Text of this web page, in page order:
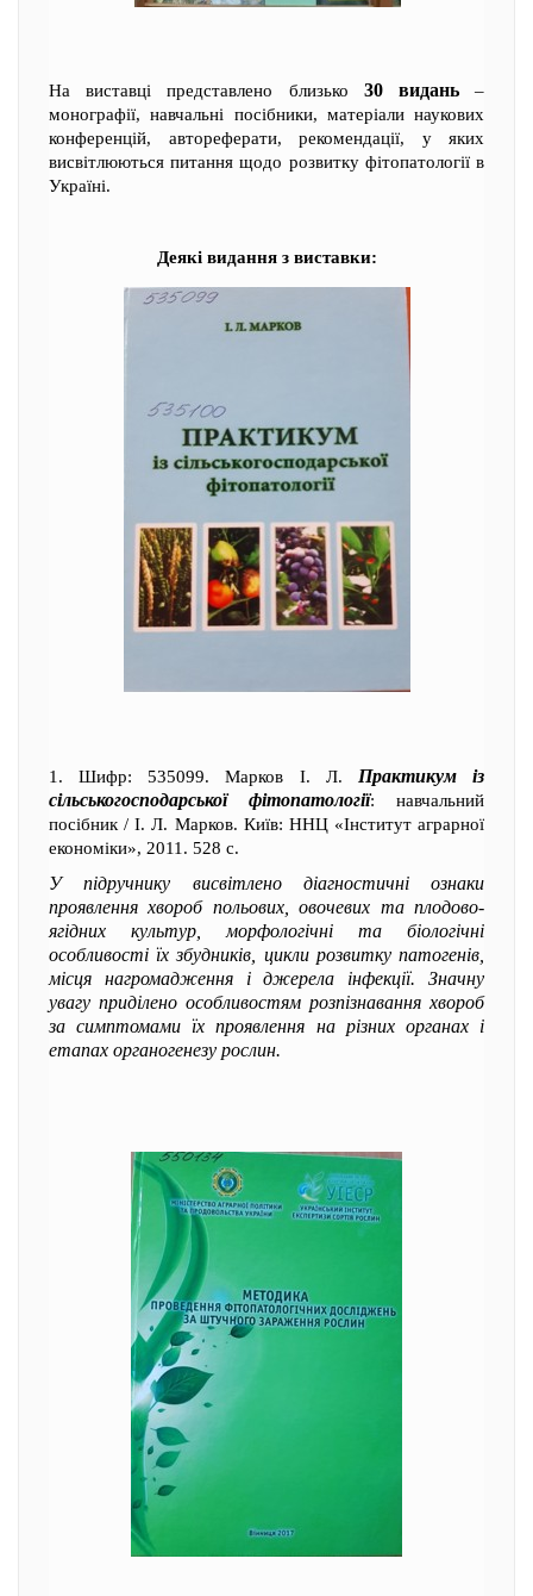
На виставці представлено близько 30 видань–
монографії, навчальні посібники, матеріали наукових
конференцій, автореферати, рекомендації, у яких
висвітлюються питання щодо розвитку фітопатології в
Україні.
Деякі видання з виставки:
1. Шифр: 535099. Марков І. Л. Практикум із
сільськогосподарської фітопатології: навчальний
посібник / І. Л. Марков. Київ: ННЦ «Інститут аграрної
економіки», 2011. 528 с.
У підручнику висвітлено діагностичні ознаки
проявлення хвороб польових, овочевих та плодово-
ягідних культур, морфологічні та біологічні
особливості їх збудників, цикли розвитку патогенів,
місця нагромадження і джерела інфекції. Значну
увагу приділено особливостям розпізнавання хвороб
за симптомами їх проявлення на різних органах і
етапах органогенезу рослин.